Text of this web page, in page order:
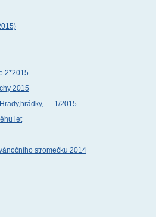
2*2015
2015
… 1/2015
let
stromečku 2014